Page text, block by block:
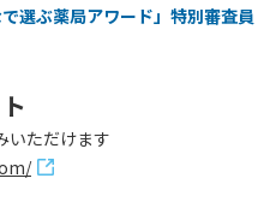
選ぶ薬局アワード」特別審査員
いただけます